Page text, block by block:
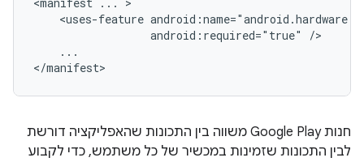
<uses-feature
android:required="true"
...
</manifest>
חנות Google Play משווה בין התכונות שהאפליקציה דורשת
לבין התכונות שזמינות במכשיר של כל משתמש, כדי לקבוע